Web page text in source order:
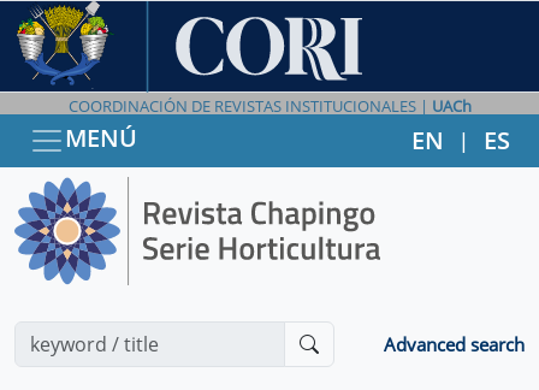
COORDINACIÓN DE REVISTAS INSTITUCIONALES | UACh
MENÚ EN | ES
Advanced search